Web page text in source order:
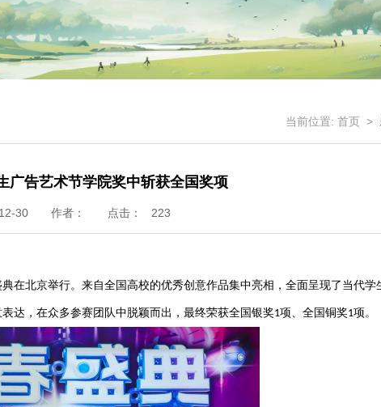
当前位置: 首页 >
广告艺术节学院奖中斩获全国奖项
30 作者： 点击： 223
在北京举行。来自全国高校的优秀创意作品集中亮相，全面呈现了当代
达，在众多参赛团队中脱颖而出，最终荣获全国银奖1项、全国铜奖1项。